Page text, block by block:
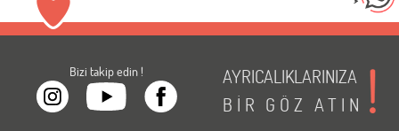
Bizi takip edin !
AYRICALIKLARINIZA
BİR GÖZ ATIN